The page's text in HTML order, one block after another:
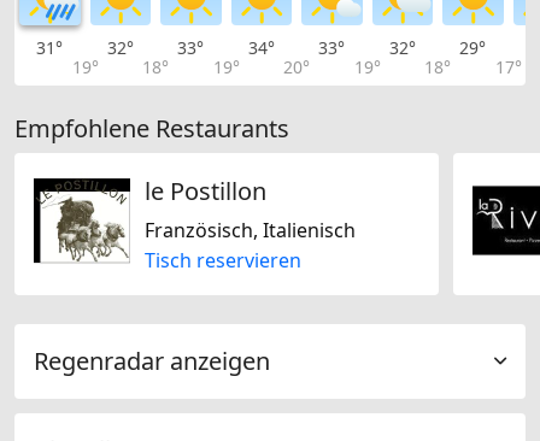
31°
19°
32°
18°
33°
19°
34°
20°
33°
19°
32°
18°
29°
17°
Empfohlene Restaurants
le Postillon
Französisch, Italienisch
Tisch reservieren
Regenradar anzeigen